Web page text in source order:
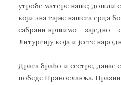
утробе матере наше; дошли
који зна тајне нашега срца
сабрани вршимо – заједно –
Литургију која и јесте
Драга браћо и сестре, данас
победе Православља.